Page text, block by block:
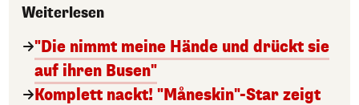
Weiterlesen
"Die nimmt meine Hände und drückt sie
auf ihren Busen"
Komplett nackt! "Måneskin"-Star zeigt